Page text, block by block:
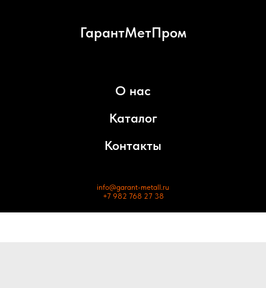
ГарантМетПром
О нас
Каталог
Контакты
info@garant-metall.ru
+7 982 768 27 38